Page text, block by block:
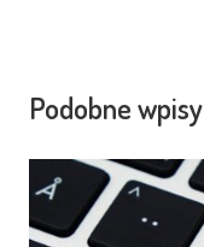
Podobne wpisy